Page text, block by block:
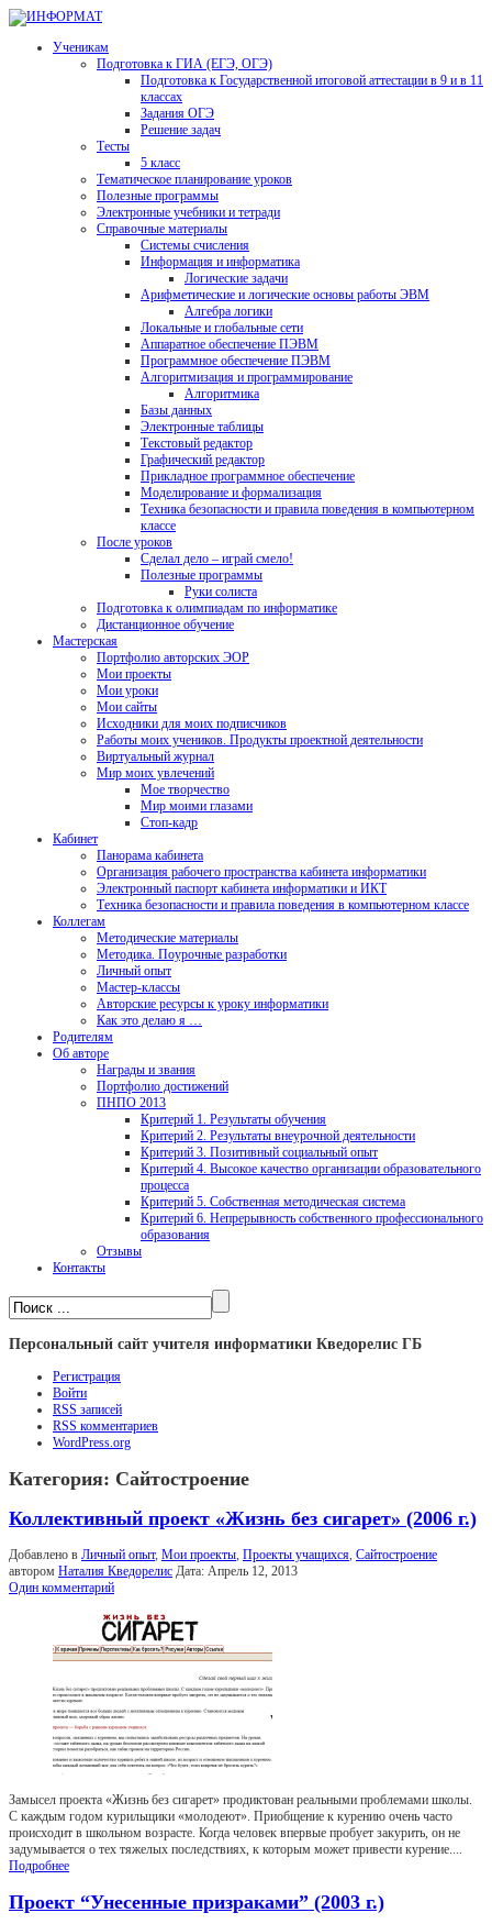
Ученикам
Подготовка к ГИА (ЕГЭ, ОГЭ)
Подготовка к Государственной итоговой аттестации в 9 и в 11
классах
Задания ОГЭ
Решение задач
Тесты
5 класс
Тематическое планирование уроков
Полезные программы
Электронные учебники и тетради
Справочные материалы
Системы счисления
Информация и информатика
Логические задачи
Арифметические и логические основы работы ЭВМ
Алгебра логики
Локальные и глобальные сети
Аппаратное обеспечение ПЭВМ
Программное обеспечение ПЭВМ
Алгоритмизация и программирование
Алгоритмика
Базы данных
Электронные таблицы
Текстовый редактор
Графический редактор
Прикладное программное обеспечение
Моделирование и формализация
Техника безопасности и правила поведения в компьютерном
классе
После уроков
Сделал дело – играй смело!
Полезные программы
Руки солиста
Подготовка к олимпиадам по информатике
Дистанционное обучение
Мастерская
Портфолио авторских ЭОР
Мои проекты
Мои уроки
Мои сайты
Исходники для моих подписчиков
Работы моих учеников. Продукты проектной деятельности
Виртуальный журнал
Мир моих увлечений
Мое творчество
Мир моими глазами
Стоп-кадр
Кабинет
Панорама кабинета
Организация рабочего пространства кабинета информатики
Электронный паспорт кабинета информатики и ИКТ
Техника безопасности и правила поведения в компьютерном классе
Коллегам
Методические материалы
Методика. Поурочные разработки
Личный опыт
Мастер-классы
Авторские ресурсы к уроку информатики
Как это делаю я …
Родителям
Об авторе
Награды и звания
Портфолио достижений
ПНПО 2013
Критерий 1. Результаты обучения
Критерий 2. Результаты внеурочной деятельности
Критерий 3. Позитивный социальный опыт
Критерий 4. Высокое качество организации образовательного
процесса
Критерий 5. Собственная методическая система
Критерий 6. Непрерывность собственного профессионального
образования
Отзывы
Контакты
Персональный сайт учителя информатики Кведорелис ГБ
Регистрация
Войти
RSS записей
RSS комментариев
WordPress.org
Категория: Сайтостроение
Коллективный проект «Жизнь без сигарет» (2006 г.)
Добавлено в Личный опыт, Мои проекты, Проекты учащихся, Сайтостроение
автором Наталия Кведорелис Дата: Апрель 12, 2013
Один комментарий
Замысел проекта «Жизнь без сигарет» продиктован реальными проблемами школы.
С каждым годом курильщики «молодеют». Приобщение к курению очень часто
происходит в школьном возрасте. Когда человек впервые пробует закурить, он не
задумывается о тех тяжелых последствиях, к которым может привести курение....
Подробнее
Проект “Унесенные призраками” (2003 г.)